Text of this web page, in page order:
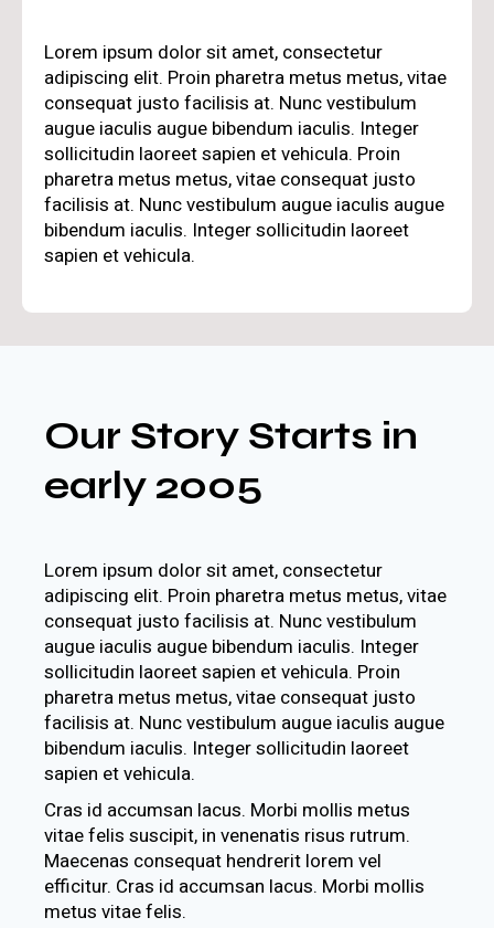
Lorem ipsum dolor sit amet, consectetur
adipiscing elit. Proin pharetra metus metus, vitae
consequat justo facilisis at. Nunc vestibulum
augue iaculis augue bibendum iaculis. Integer
sollicitudin laoreet sapien et vehicula. Proin
pharetra metus metus, vitae consequat justo
facilisis at. Nunc vestibulum augue iaculis augue
bibendum iaculis. Integer sollicitudin laoreet
sapien et vehicula.
Our Story Starts in
early 2005
Lorem ipsum dolor sit amet, consectetur
adipiscing elit. Proin pharetra metus metus, vitae
consequat justo facilisis at. Nunc vestibulum
augue iaculis augue bibendum iaculis. Integer
sollicitudin laoreet sapien et vehicula. Proin
pharetra metus metus, vitae consequat justo
facilisis at. Nunc vestibulum augue iaculis augue
bibendum iaculis. Integer sollicitudin laoreet
sapien et vehicula.
Cras id accumsan lacus. Morbi mollis metus
vitae felis suscipit, in venenatis risus rutrum.
Maecenas consequat hendrerit lorem vel
efficitur. Cras id accumsan lacus. Morbi mollis
metus vitae felis.